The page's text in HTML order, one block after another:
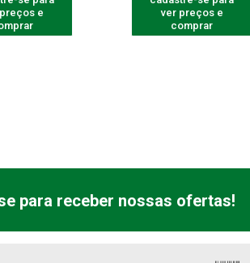
e
ver preços e
comprar
para receber nossas ofertas!